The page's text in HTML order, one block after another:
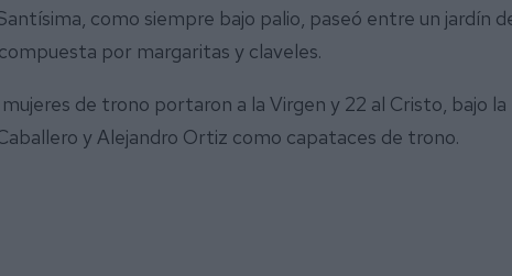
como siempre bajo palio, paseó entre un jardín
por margaritas y claveles.
de trono portaron a la Virgen y 22 al Cristo, bajo la
y Alejandro Ortiz como capataces de trono.